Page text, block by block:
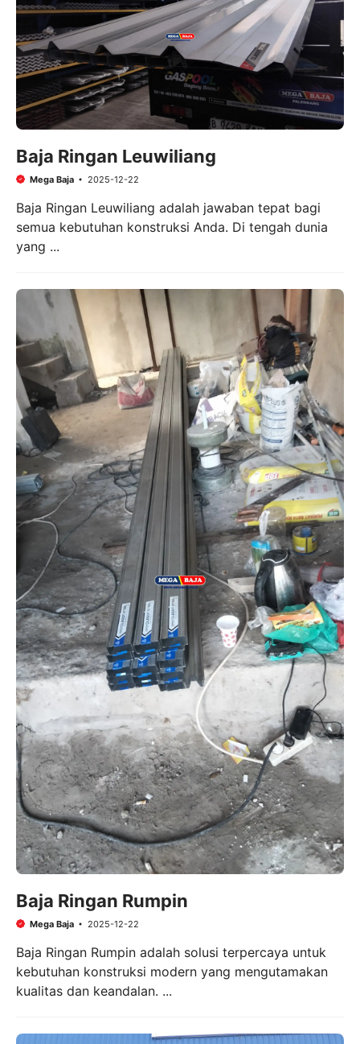
Baja Ringan Leuwiliang
Mega Baja 2025-12-22
Baja Ringan Leuwiliang adalah jawaban tepat bagi
semua kebutuhan konstruksi Anda. Di tengah dunia
yang ...
Baja Ringan Rumpin
Mega Baja 2025-12-22
Baja Ringan Rumpin adalah solusi terpercaya untuk
kebutuhan konstruksi modern yang mengutamakan
kualitas dan keandalan. ...